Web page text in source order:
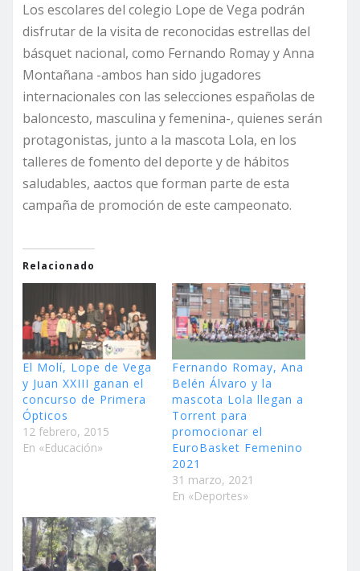
Los escolares del colegio Lope de Vega podrán
disfrutar de la visita de reconocidas estrellas del
básquet nacional, como Fernando Romay y Anna
Montañana -ambos han sido jugadores
internacionales con las selecciones españolas de
baloncesto, masculina y femenina-, quienes serán
protagonistas, junto a la mascota Lola, en los
talleres de fomento del deporte y de hábitos
saludables, aactos que forman parte de esta
campaña de promoción de este campeonato.
Relacionado
El Molí, Lope de Vega
y Juan XXIII ganan el
concurso de Primera
Ópticos
12 febrero, 2015
En «Educación»
Fernando Romay, Ana
Belén Álvaro y la
mascota Lola llegan a
Torrent para
promocionar el
EuroBasket Femenino
2021
31 marzo, 2021
En «Deportes»